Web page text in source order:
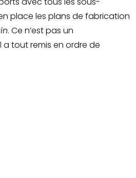
place les plans de fabrication
. Ce n’est pas un
a tout remis en ordre de